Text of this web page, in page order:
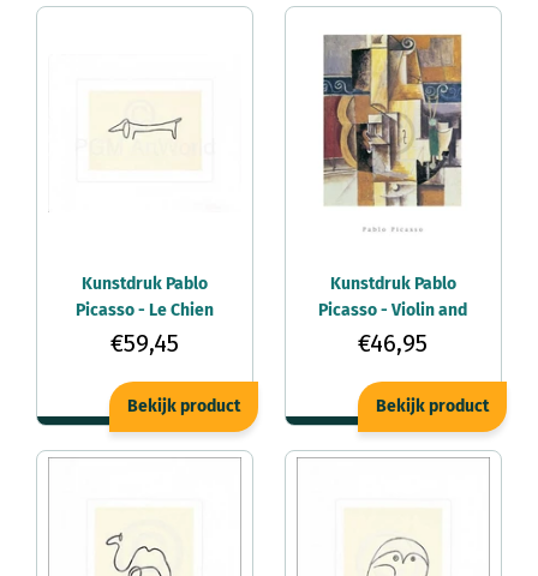
Kunstdruk Pablo
Picasso - Le Chien
60x50cm
€59,45
Bekijk product
Kunstdruk Pablo
Picasso - Violin and
Guitar 60x80cm
€46,95
Bekijk product